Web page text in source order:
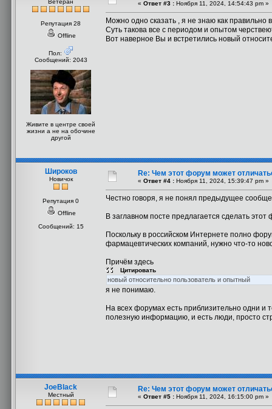
Ветеран
Репутация 28
Offline
Пол:
Сообщений: 2043
Живите в центре своей
жизни а не на обочине
другой
« Ответ #3 : Ноября 11, 2024, 14:54:43 pm »
Можно одно сказать , я не знаю как правильно
Суть такова все с периодом и опытом
Вот наверное Вы и встретились новый
Широков
Новичок
Репутация 0
Offline
Сообщений: 15
Re: Чем этот форум может
« Ответ #4 : Ноября 11, 2024, 15:39:47 pm »
Честно говоря, я не понял предыдущее
В заглавном посте предлагается сделать
Поскольку в российском Интернете полно
фармацевтических компаний, нужно что-то
Причём здесь
Цитировать
новый относительно пользователь и опытный
я не понимаю.
На всех форумах есть приблизительно одни и
полезную информацию, и есть люди, просто
JoeBlack
Местный
Re: Чем этот форум может
« Ответ #5 : Ноября 11, 2024, 16:15:00 pm »